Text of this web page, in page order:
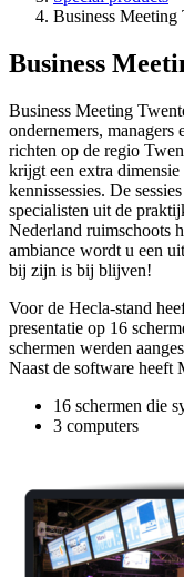
Business Meeting
Business
Business Meeting
ondernemers,
richten op de regio
krijgt een extra
kennissessies. De
specialisten uit de
Nederland ruimschoots
ambiance wordt u een
bij zijn is bij blijven!
Voor de Hecla-stand
presentatie op 16
schermen werden
Naast de software heeft
16 schermen die
3 computers